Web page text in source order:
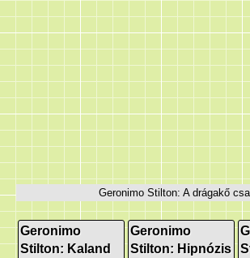
Geronimo Stilton: A drágakő
Geronimo
Stilton: Kaland
Geronimo
Stilton: Hipnózis